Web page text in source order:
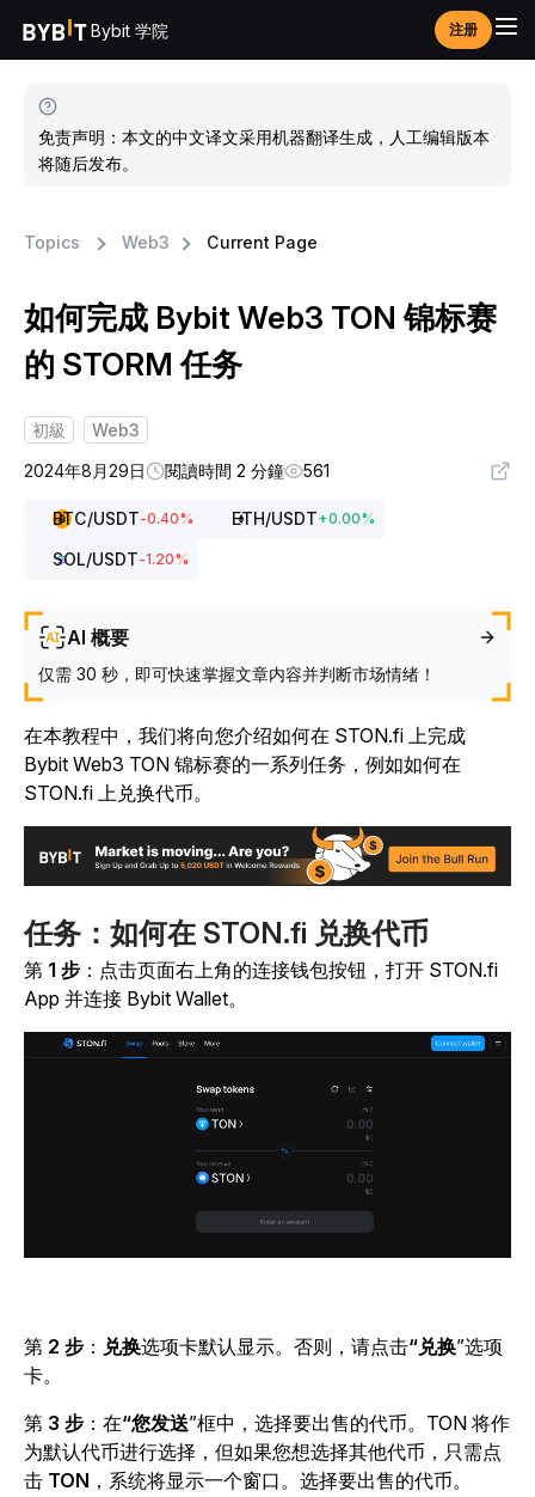
Bybit 学院 注册
免责声明：本文的中文译文采用机器翻译生成，人工编辑版本
将随后发布。
Topics Web3 Current Page
如何完成 Bybit Web3 TON 锦标赛
的 STORM 任务
初級
Web3
2024年8月29日
閱讀時間 2 分鐘 561
BTC/USDT-0.40% ETH/USDT+0.00%
SOL/USDT-1.20%
AI 概要
仅需 30 秒，即可快速掌握文章内容并判断市场情绪！
在本教程中，我们将向您介绍如何在 STON.fi 上完成
Bybit Web3 TON 锦标赛的一系列任务，例如如何在
STON.fi 上兑换代币。
任务：如何在 STON.fi 兑换代币
第 1 步 ：点击页面右上角的连接钱包按钮，打开 STON.fi
App 并连接 Bybit Wallet。
第 2 步 ： 兑换选项卡默认显示。否则，请点击“兑换”选项
卡。
第 3 步 ：在“您发送”框中，选择要出售的代币。TON 将作
为默认代币进行选择，但如果您想选择其他代币，只需点
击 TON ， 系统将显示一个窗口。选择要出售的代币。